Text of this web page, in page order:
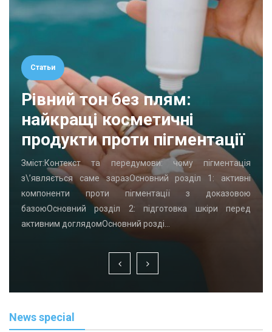
Статьи
Рівний тон без плям:
найкращі косметичні
продукти проти пігментації
Зміст:Контекст та передумови: чому пігментація
з\’являється саме заразОсновний розділ 1: активні
компоненти проти пігментації з доказовою
базоюОсновний розділ 2: підготовка шкіри перед
активним доглядомОсновний розді…
News special